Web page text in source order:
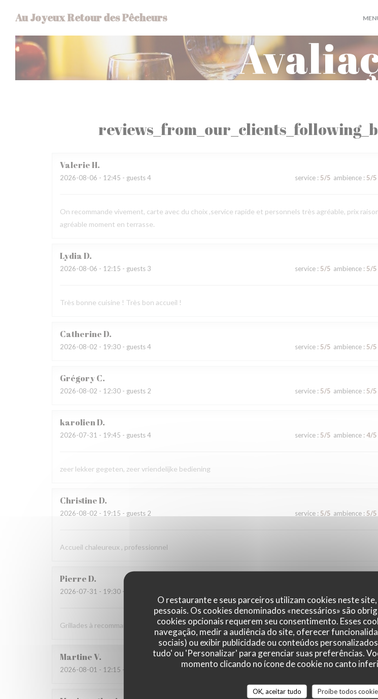
O restaurante e seus parceiros utilizam cookies neste
pessoais. Os cookies denominados «necessários» são
cookies opcionais requerem seu consentimento. Esses
navegação, medir a audiência do site, oferecer
sociais) ou exibir publicidade ou conteúdos
tudo' ou 'Personalizar' para gerenciar suas preferências.
momento clicando no ícone de cookie no canto
OK, aceitar tudo Proíbe todos
Au Joyeux Retour des Pêcheurs
ValerieH
2026-08-06 - 12:45 - guests 4 service: 5/5 ambience: 5/5
On recommande vivement, carte avec du choix ,service rapide et personnels très agréable, prix
agréable moment en terrasse.
LydiaD
2026-08-06 - 12:15 - guests 3 service: 5/5 ambience: 5/5
Très bonne cuisine ! Très bon accueil !
CatherineD
2026-08-02 - 19:30 - guests 4 service: 5/5 ambience: 5/5
GrégoryC
2026-08-02 - 12:30 - guests 2 service: 5/5 ambience: 5/5
karolienD
2026-07-31 - 19:45 - guests 4 service: 5/5 ambience: 4/5
zeer lekker gegeten, zeer vriendelijke bediening
ChristineD
2026-08-02 - 19:15 - guests 2 service: 5/5 ambience: 5/5
Accueil chaleureux , professionnel
PierreD
2026-07-31 - 19:30 - guests 8
Grillades à recommander
MartineV
2026-08-01 - 12:15 - guests 2 service: 5 /5 ambience: 4/5